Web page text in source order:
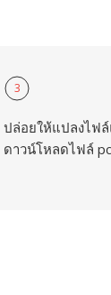
3
ปล่อยให้แปลงไฟ
ดาวน์โหลดไฟล์